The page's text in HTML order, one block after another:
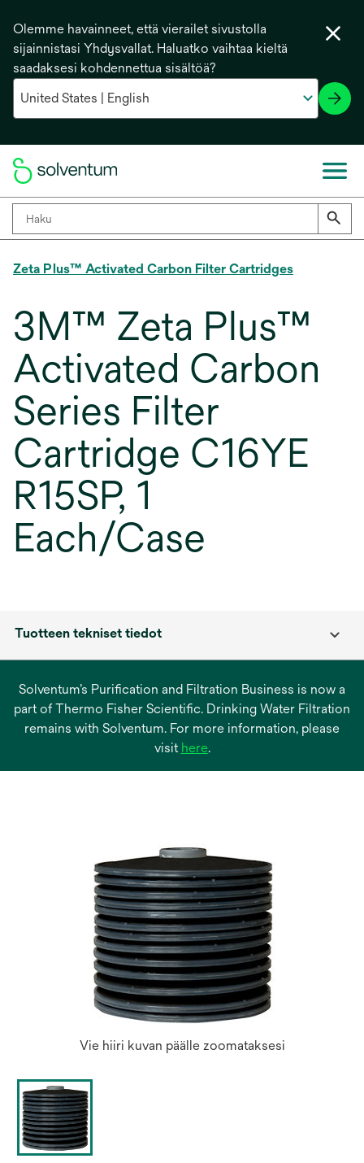
Olemme havainneet, että vierailet sivustolla
sijainnistasi Yhdysvallat. Haluatko vaihtaa kieltä
saadaksesi kohdennettua sisältöä?
Zeta Plus™ Activated Carbon Filter Cartridges
3M™ Zeta Plus™
Activated Carbon
Series Filter
Cartridge C16YE
R15SP, 1
Each/Case
Tuotteen tekniset tiedot
Solventum’s Purification and Filtration Business is now a
part of Thermo Fisher Scientific. Drinking Water Filtration
remains with Solventum. For more information, please
visit hereopens
.
Vie hiiri kuvan päälle zoomataksesi